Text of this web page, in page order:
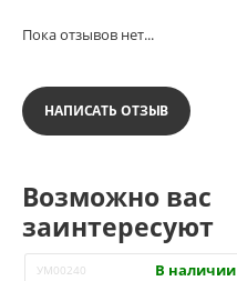
Пока отзывов нет...
НАПИСАТЬ ОТЗЫВ
Возможно вас
заинтересуют
УМ00240 В наличии